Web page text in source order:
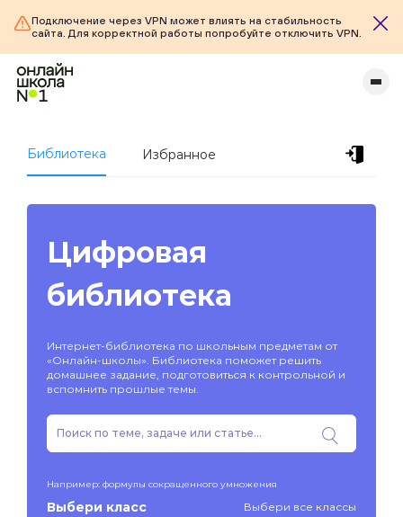
Подключение через VPN может влиять на стабильность
сайта. Для корректной работы попробуйте отключить VPN.
Библиотека Избранное
Цифровая
библиотека
Интернет-библиотека по школьным предметам от
«Онлайн-школы». Библиотека поможет решить
домашнее задание, подготовиться к контрольной и
вспомнить прошлые темы.
Например: формулы сокращенного умножения
Выбери класс Выбери все классы